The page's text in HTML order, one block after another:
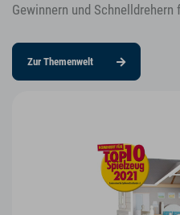
Gewinnern und
Zur Themenwelt